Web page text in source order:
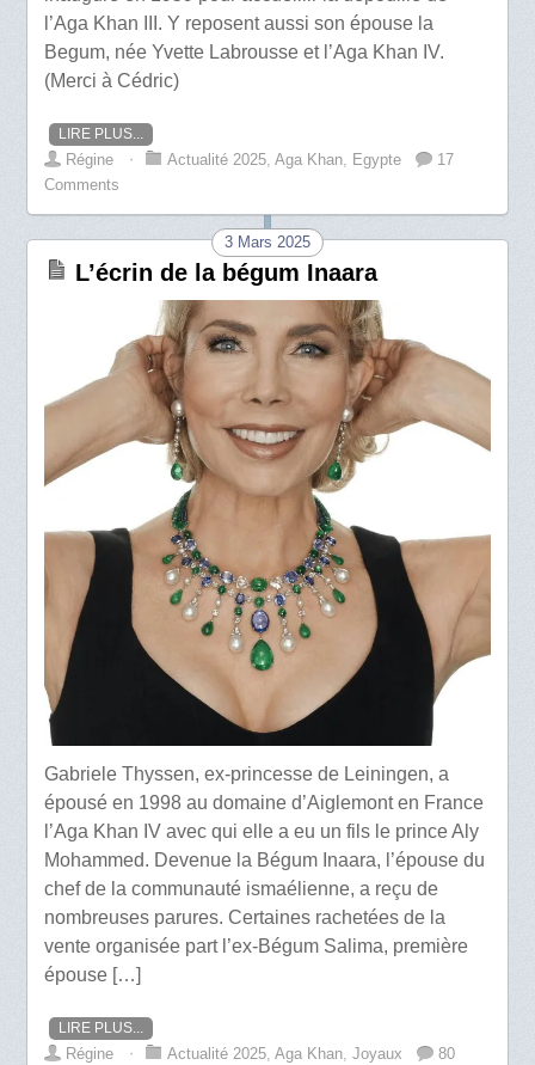
l’Aga Khan III. Y reposent aussi son épouse la
Begum, née Yvette Labrousse et l’Aga Khan IV.
(Merci à Cédric)
LIRE PLUS...
Régine ⋅ Actualité 2025,Aga Khan, Egypte
17
Comments
3 Mars 2025
L’écrin de la bégum Inaara
Gabriele Thyssen, ex-princesse de Leiningen, a
épousé en 1998 au domaine d’Aiglemont en France
l’Aga Khan IV avec qui elle a eu un fils le prince Aly
Mohammed. Devenue la Bégum Inaara, l’épouse du
chef de la communauté ismaélienne, a reçu de
nombreuses parures. Certaines rachetées de la
vente organisée part l’ex-Bégum Salima, première
épouse […]
LIRE PLUS...
Régine ⋅ Actualité 2025,Aga Khan,Joyaux
80